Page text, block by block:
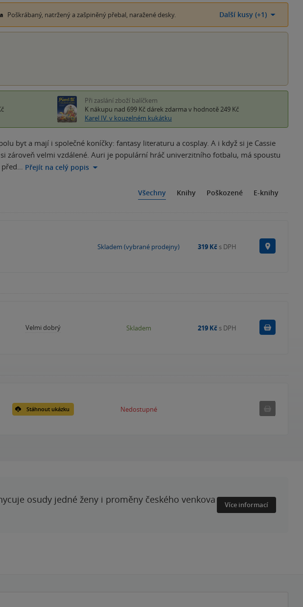
Poškrábaný, natržený a zašpiněný přebal, naražené desky. Další kusy (+1)
Při zaslání zboží balíčkem
K nákupu nad 699 Kč dárek zdarma v hodnotě 249 Kč
Karel IV. v kouzelném kukátku
byt a mají i společné koníčky: fantasy literaturu a cosplay. A i když si je Cassie
zároveň velmi vzdálené. Auri je populární hráč univerzitního fotbalu, má spoustu
před… Přejít na celý popis
Všechny Knihy Poškozené E-knihy
Skladem (vybrané prodejny) 319 Kč s DPH
Velmi dobrý Skladem 219 Kč s DPH
Stáhnout ukázku Nedostupné Nedostupné
osudy jedné ženy i proměny českého venkova
Více informací